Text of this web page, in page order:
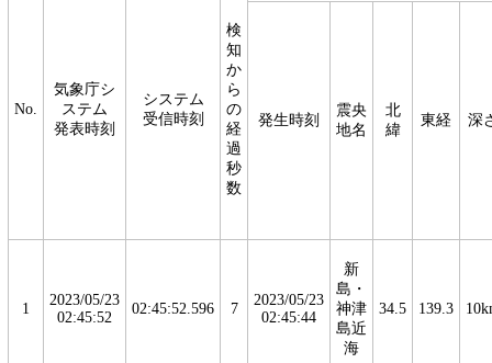
No.
気象庁シ
ステム
発表時刻
システム
受信時刻
検
知
か
ら
の
経
過
秒
数
発生時刻
震央
地名
北
緯
東経 深
1
2023/05/23
02:45:52
02:45:52.596 7
2023/05/23
02:45:44
新
島・
神津
島近
海
34.5 139.3